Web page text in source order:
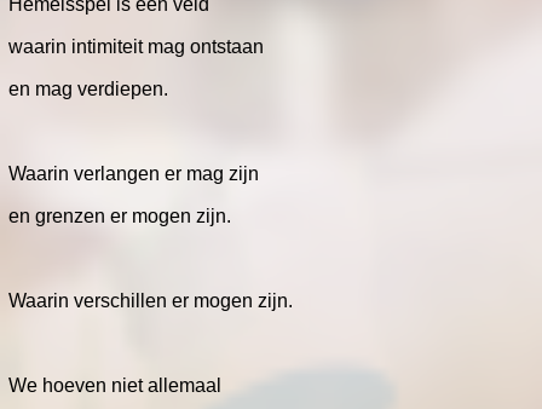
Hemelsspel is een veld
waarin intimiteit mag ontstaan
en mag verdiepen.
Waarin verlangen er mag zijn
en grenzen er mogen zijn.
Waarin verschillen er mogen zijn.
We hoeven niet allemaal